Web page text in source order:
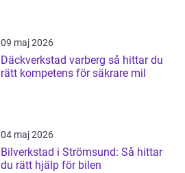
09 maj 2026
Däckverkstad varberg så hittar du
rätt kompetens för säkrare mil
04 maj 2026
Bilverkstad i Strömsund: Så hittar
du rätt hjälp för bilen